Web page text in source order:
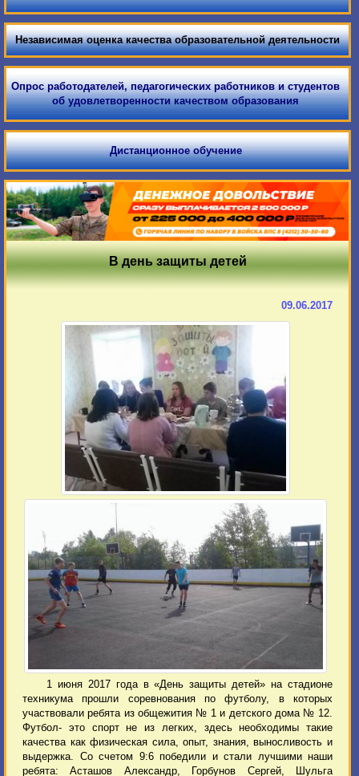
Независимая оценка качества образовательной деятельности
Опрос работодателей, педагогических работников и студентов
об удовлетворенности качеством образования
Дистанционное обучение
В день защиты детей
09.06.2017
1 июня 2017 года в «День защиты детей» на стадионе
техникума прошли соревнования по футболу, в которых
участвовали ребята из общежития № 1 и детского дома № 12.
Футбол- это спорт не из легких, здесь необходимы такие
качества как физическая сила, опыт, знания, выносливость и
выдержка. Со счетом 9:6 победили и стали лучшими наши
ребята: Асташов Александр, Горбунов Сергей, Шульга